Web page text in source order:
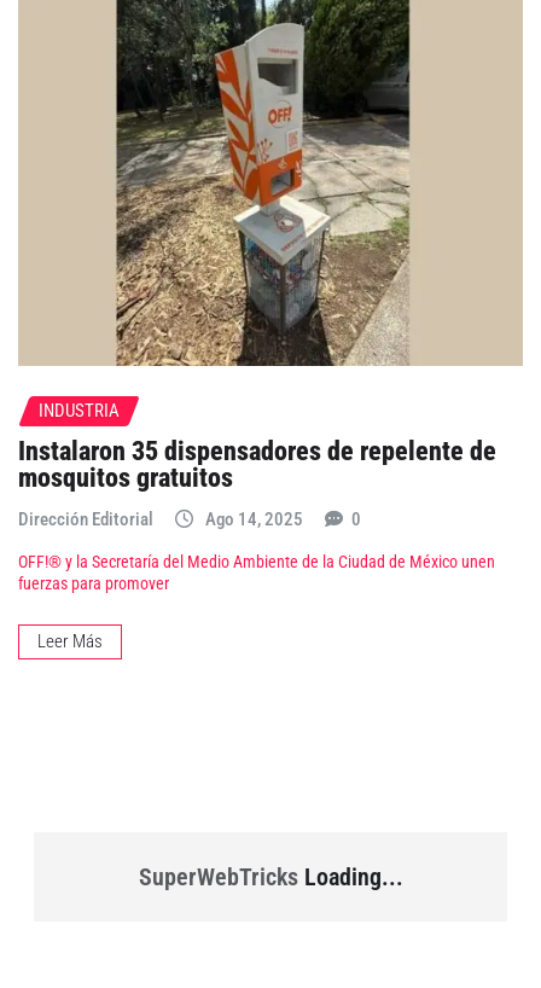
INDUSTRIA
Instalaron 35 dispensadores de repelente de
mosquitos gratuitos
Dirección Editorial Ago 14, 2025 0
OFF!® y la Secretaría del Medio Ambiente de la Ciudad de México unen
fuerzas para promover
Leer Más
SuperWebTricksLoading...